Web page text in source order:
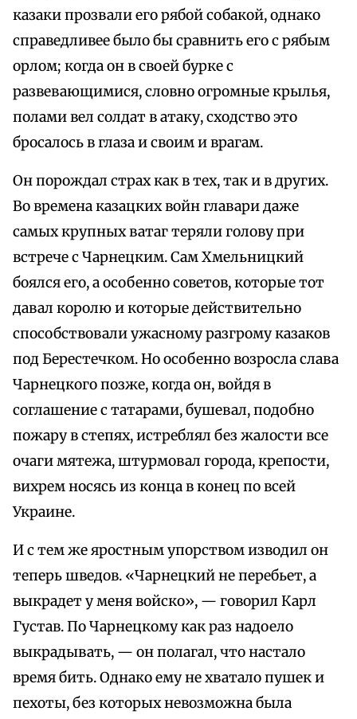
казаки прозвали его рябой собакой, однако
справедливее было бы сравнить его с рябым
орлом; когда он в своей бурке с
развевающимися, словно огромные крылья,
полами вел солдат в атаку, сходство это
бросалось в глаза и своим и врагам.
Он порождал страх как в тех, так и в других.
Во времена казацких войн главари даже
самых крупных ватаг теряли голову при
встрече с Чарнецким. Сам Хмельницкий
боялся его, а особенно советов, которые тот
давал королю и которые действительно
способствовали ужасному разгрому казаков
под Берестечком. Но особенно возросла слава
Чарнецкого позже, когда он, войдя в
соглашение с татарами, бушевал, подобно
пожару в степях, истреблял без жалости все
очаги мятежа, штурмовал города, крепости,
вихрем носясь из конца в конец по всей
Украине.
И с тем же яростным упорством изводил он
теперь шведов. «Чарнецкий не перебьет, а
выкрадет у меня войско», — говорил Карл
Густав. По Чарнецкому как раз надоело
выкрадывать, — он полагал, что настало
время бить. Однако ему не хватало пушек и
пехоты, без которых невозможна была